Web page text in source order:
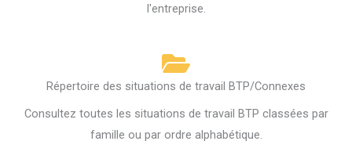
l'entreprise.
Répertoire des situations de travail BTP/Connexes
Consultez toutes les situations de travail BTP classées par
famille ou par ordre alphabétique.